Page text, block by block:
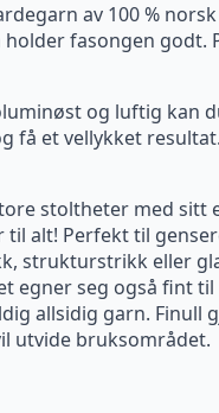
av 100 %
fasongen godt.
og luftig kan
få et vellykket
stoltheter med
alt! Perfekt til
strukturstrikk eller
egner seg også fint
allsidig garn. Finull
utvide bruksområdet.